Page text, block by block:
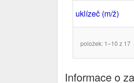
uklízeč (m/ž)
položek: 1–10 z 17
Informace o